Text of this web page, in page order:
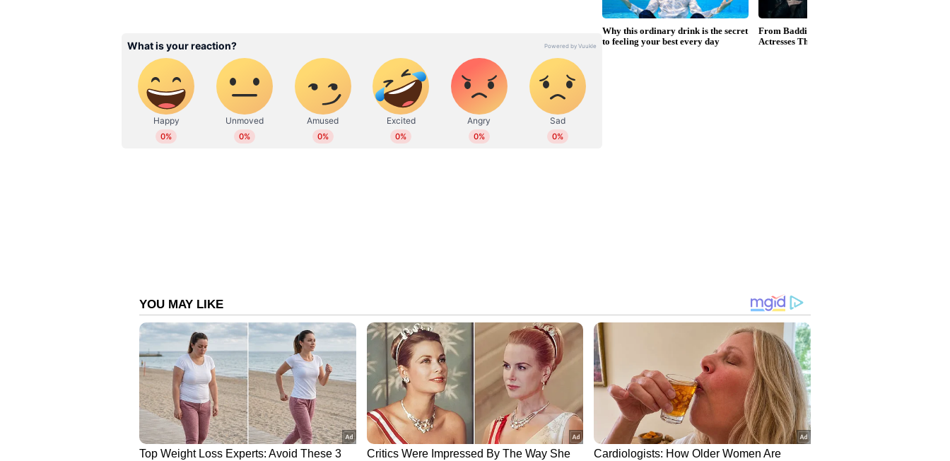
ഓണാഘോഷം കളറാക്കാൻ കനകക്കുന്ന് ഒരുങ്ങി; ട്രേഡ് ഫെയർ - ഭക്ഷ്യ
13 സ്റ്റാളുകളിലായി കൊതിയൂറും രുചികളാണ് ഭക്ഷ്യ മേളയിൽ എത്തുന്ന വരെ
കാത്തിരിക്കുന്നത്. കേരളത്തിന്റെ തനത് നാടൻ രുചികൾ, ഉത്തരേന്ത്യൻ രുചി
വിഭവങ്ങൾ, ആദിവാസി ഗോത്ര വർഗ വിഭവങ്ങൾ തുടങ്ങിയവ ഭക്ഷ്യ മേളയുടെ പ്രധാന
ആകർഷണമാകും. ജനപങ്കാളിത്തത്താൽ എല്ലാ വർഷങ്ങളിലെയും പോലെ ഓണം
വരാഘോഷത്തിന്റെ മുഖ്യ ആകർഷണമാകും ഭക്ഷ്യ സ്റ്റാളുകൾ.
WD